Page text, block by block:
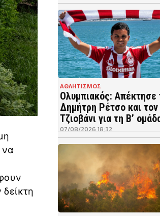
να
ΑΘΛΗΤΙΣΜΟΣ
Ολυμπιακός: Απέκτησε
Δημήτρη Ρέτσο και τον
Τζιοβάνι για τη Β’
07/08/2026 18:32